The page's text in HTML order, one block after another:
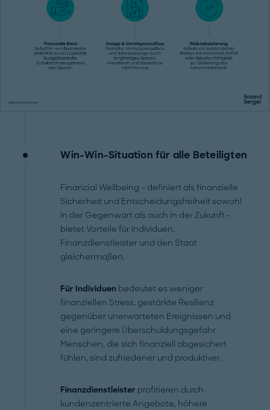
Win-Win-Situation für alle Beteiligten
Financial Wellbeing – definiert als finanzielle
Sicherheit und Entscheidungsfreiheit sowohl
in der Gegenwart als auch in der Zukunft –
bietet Vorteile für Individuen,
Finanzdienstleister und den Staat
gleichermaßen.
Für Individuen bedeutet es weniger
finanziellen Stress, gestärkte Resilienz
gegenüber unerwarteten Ereignissen und
eine geringere Überschuldungsgefahr.
Menschen, die sich finanziell abgesichert
fühlen, sind zufriedener und produktiver.
Finanzdienstleister profitieren durch
kundenzentrierte Angebote, höhere